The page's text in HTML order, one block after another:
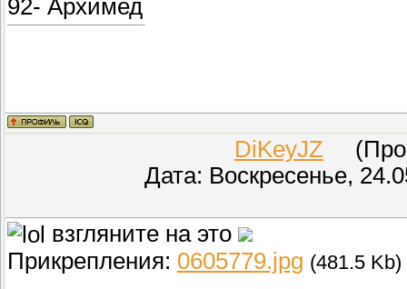
92- Архимед
DiKeyJZ
Дата: Воскресенье,
взгляните на это
Прикрепления: 0605779.jpg (481.5 Kb)